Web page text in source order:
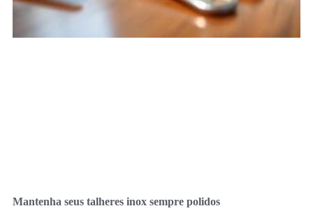
Mantenha seus talheres inox sempre polidos